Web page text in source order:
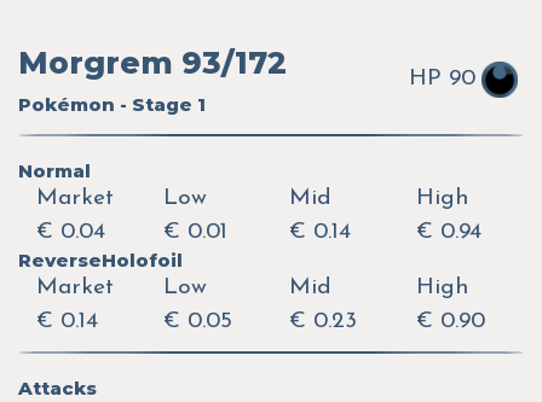
Morgrem 93/172
Pokémon - Stage 1
HP 90
Normal
Market
€ 0.04
Low
€ 0.01
Mid
€ 0.14
High
€ 0.94
ReverseHolofoil
Market
€ 0.14
Low
€ 0.05
Mid
€ 0.23
High
€ 0.90
Attacks